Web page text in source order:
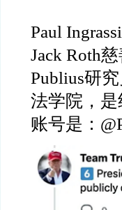
Paul
Jack Roth慈
Publius研究
法学院，
账号是：